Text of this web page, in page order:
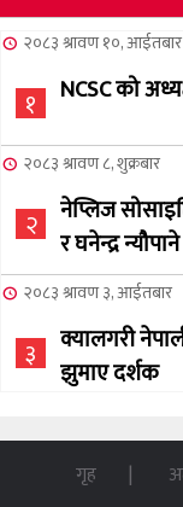
२०८३ श्रावण १०, आईतबार
१ NCSC को
२०८३ श्रावण ८, शुक्रबार
२
नेप्लिज
र घनेन्द्र
२०८३ श्रावण ३, आईतबार
३
क्यालगरी
झुमाए दर्शक
NCSC को
गृह